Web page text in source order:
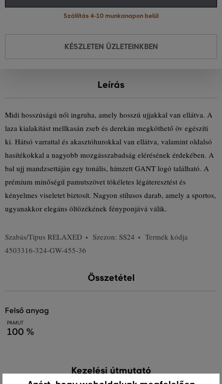
Szállítás 4-10 munkanapon belül
KÉSZLETEN ÜZLETEINKBEN
Leírás
Midi hosszúságú női ingruha, amely hosszú ujjakkal van ellátva. A
laza kialakítást mellkasán zseb és derekán megköthető öv egészíti
ki. Hátsó varrattal és akasztóhurokkal van ellátva, valamint oldalsó
hasítékokkal a nagyobb mozgásszabadság elérésének érdekében. A
bal ujj mandzsettáján egy tonális, hímzett GANT logó található. A
prémium minőségű pamutszövet tökéletes légáteresztést és
kényelmes viseletet biztosít. Nagyon stílusos darab, amely a sportos,
ugyanakkor elegáns öltözékének fényponjává válik.
Szabás/Típus RELAXED Szezon: SS24
Termék kódja
4503316-324-GW-455-36
Összetétel
felső anyag
PAMUT
100 %
Kezelési útmutató